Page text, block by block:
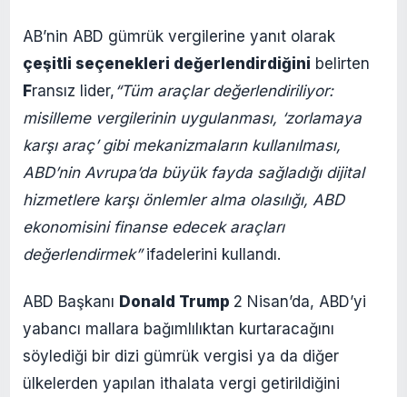
AB’nin ABD gümrük vergilerine yanıt olarak
çeşitli seçenekleri değerlendirdiğini belirten
Fransız lider, “Tüm araçlar değerlendiriliyor:
misilleme vergilerinin uygulanması, ‘zorlamaya
karşı araç’ gibi mekanizmaların kullanılması,
ABD’nin Avrupa’da büyük fayda sağladığı dijital
hizmetlere karşı önlemler alma olasılığı, ABD
ekonomisini finanse edecek araçları
değerlendirmek”ifadelerini kullandı.
ABD Başkanı Donald Trump 2 Nisan’da, ABD’yi
yabancı mallara bağımlılıktan kurtaracağını
söylediği bir dizi gümrük vergisi ya da diğer
ülkelerden yapılan ithalata vergi getirildiğini